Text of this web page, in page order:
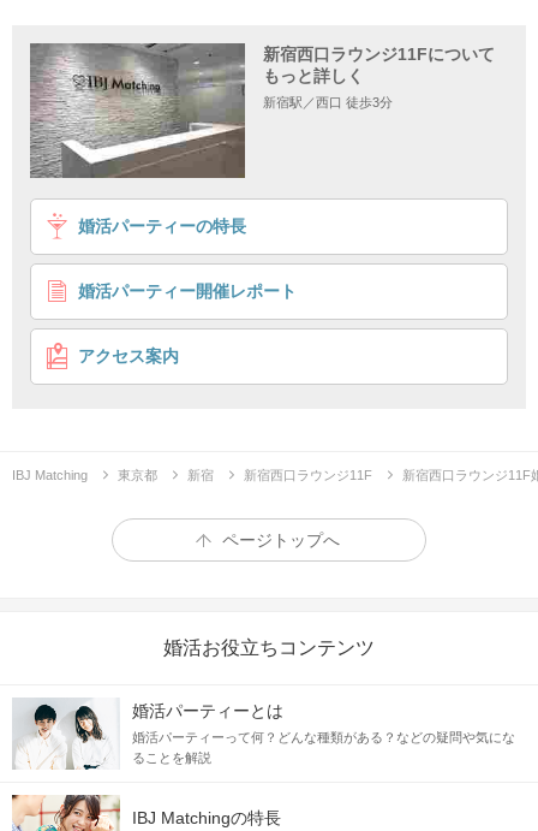
1 2 3 4
＼婚活初心者特化型PARTY／
会って、話して、恋したいビギナーへ
個室8対8 シングルマッチング
企画詳細
会って、話して恋しよう♡
新宿西口ラウンジ11Fについて
もっと詳しく
新宿駅／西口 徒歩3分
婚活パーティーの特長
婚活パーティー開催レポート
アクセス案内
IBJ Matching 東京都 新宿 新宿西口ラウンジ11F 新宿西口ラウンジ11F
ページトップへ
婚活お役立ちコンテンツ
婚活パーティーとは
婚活パーティーって何？どんな種類がある？などの疑問や気にな
ることを解説
IBJ Matchingの特長